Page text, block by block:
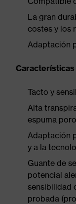
La gran
costes y los
Adaptación
Tacto y
Alta
espuma
Adaptación
y a la
Guante de
potencial
sensibilidad
probada